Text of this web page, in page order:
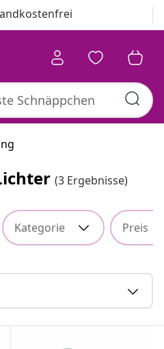
(3 Ergebnisse)
Kategorie Preis